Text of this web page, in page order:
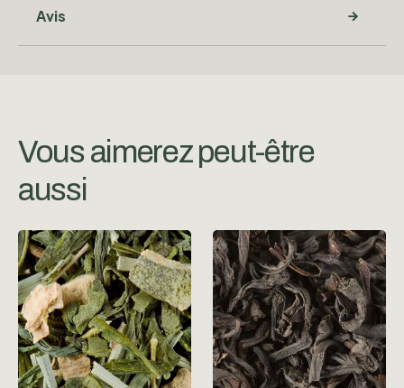
Avis
Vous aimerez peut-être
aussi